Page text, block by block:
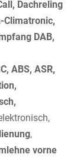
Dachreling
Climatronic,
DAB,
ABS, ASR,
,
vorne